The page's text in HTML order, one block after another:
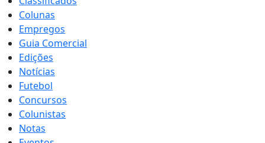
Colunas
Empregos
Guia Comercial
Edições
Notícias
Futebol
Concursos
Colunistas
Notas